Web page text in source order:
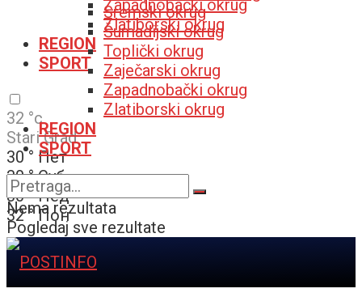
Zapadnobački okrug
Zlatiborski okrug
REGION
SPORT
32 °c
Stari Grad
30 ° Пет
30 ° Суб
30 ° Нед
32 ° Пон
Sremski okrug
Šumadijski okrug
Toplički okrug
Zaječarski okrug
Zapadnobački okrug
Zlatiborski okrug
REGION
SPORT
Nema rezultata
Pogledaj sve rezultate